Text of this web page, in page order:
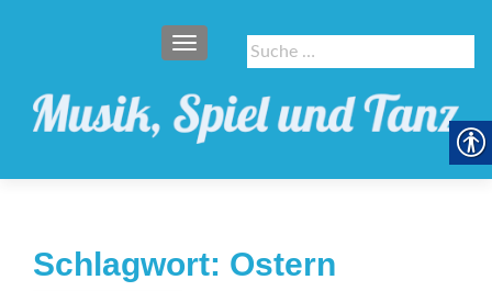
Suche
nach:
SCHALTE NAVIGATION
Schlagwort: Ostern